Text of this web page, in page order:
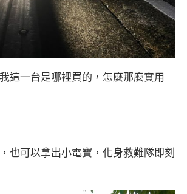
這一台是哪裡買的，怎麼那麼實用
也可以拿出小電寶，化身救難隊即刻